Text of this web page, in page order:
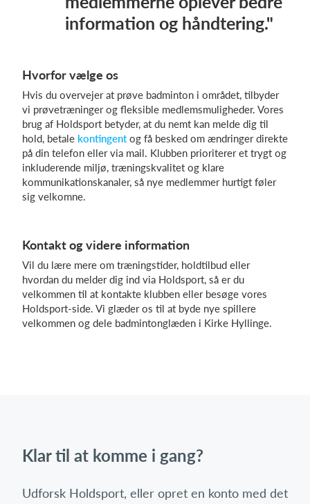
information og håndtering."
Hvorfor vælge os
Hvis du overvejer at prøve badminton i området, tilbyder
vi prøvetræninger og fleksible medlemsmuligheder. Vores
brug af Holdsport betyder, at du nemt kan melde dig til
hold, betale kontingentog få besked om ændringer direkte
på din telefon eller via mail. Klubben prioriterer et trygt og
inkluderende miljø, træningskvalitet og klare
kommunikationskanaler, så nye medlemmer hurtigt føler
sig velkomne.
Kontakt og videre information
Vil du lære mere om træningstider, holdtilbud eller
hvordan du melder dig ind via Holdsport, så er du
velkommen til at kontakte klubben eller besøge vores
Holdsport-side. Vi glæder os til at byde nye spillere
velkommen og dele badmintonglæden i Kirke Hyllinge.
Klar til at komme i gang?
Udforsk Holdsport, eller opret en konto med det